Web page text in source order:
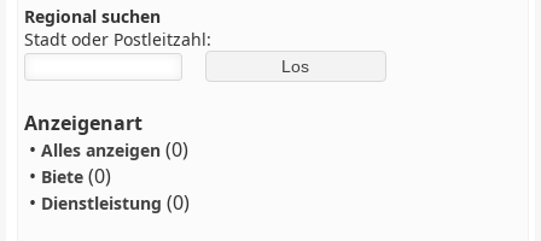
Regional suchen
Stadt oder Postleitzahl:
Anzeigenart
• Alles anzeigen(0)
• Biete(0)
• Dienstleistung (0)